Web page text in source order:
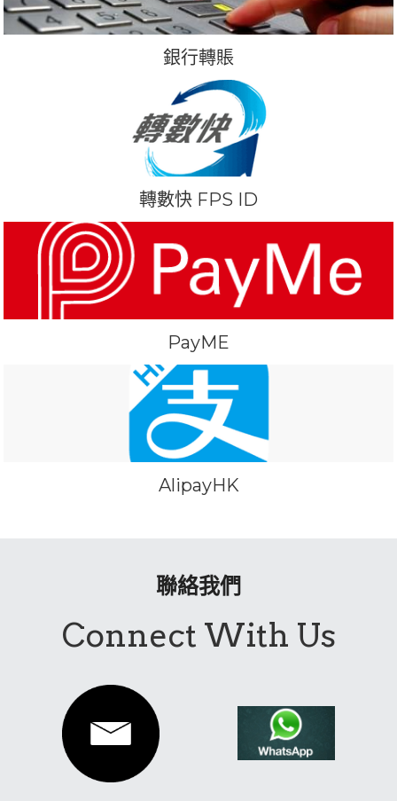
銀行轉賬
轉數快 FPS ID
PayME
AlipayHK
聯絡我們
Connect With Us